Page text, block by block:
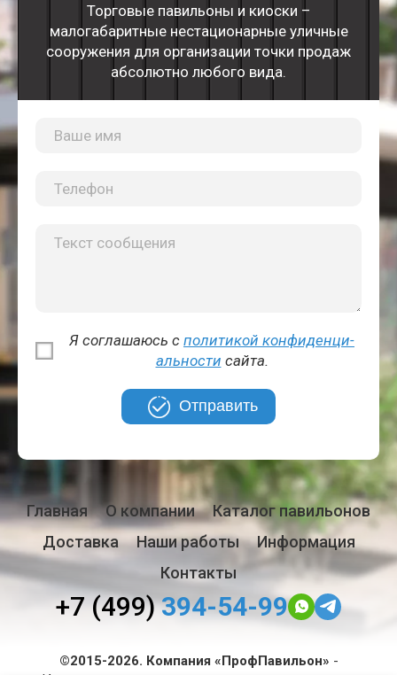
Торговые павильоны и киоски –
малогабаритные нестационарные уличные
сооружения для организации точки продаж
абсолютно любого вида.
Я соглашаюсь с политикой кон­фи­ден­ци­
аль­но­сти сайта.
Отправить
Главная О компании
Каталог павильонов
Доставка
Наши работы
Информация
Контакты
+7 (499)394-54-99
©2015-2026. Компания «ПрофПавильон» -